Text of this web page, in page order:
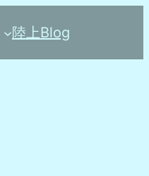
陸上Blog